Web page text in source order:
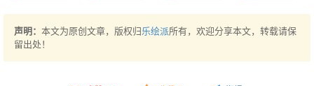
声明： 本文为原创文章，版权归 乐绘派所有，欢迎分享本文，转载请保
留出处！